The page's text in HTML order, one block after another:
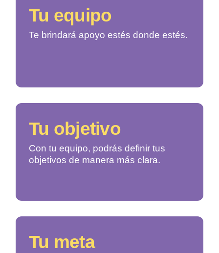
Tu equipo
Te brindará apoyo estés donde estés.
Tu objetivo
Con tu equipo, podrás definir tus
objetivos de manera más clara.
Tu meta